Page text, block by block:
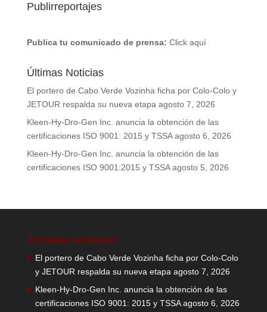
Publirreportajes
Publica tu comunicado de prensa: Click aquí
Últimas Noticias
El portero de Cabo Verde Vozinha ficha por Colo-Colo y
JETOUR respalda su nueva etapa agosto 7, 2026
Kleen-Hy-Dro-Gen Inc. anuncia la obtención de las
certificaciones ISO 9001: 2015 y TSSA agosto 6, 2026
Kleen-Hy-Dro-Gen Inc. anuncia la obtención de las
certificaciones ISO 9001:2015 y TSSA agosto 5, 2026
Entradas recientes
El portero de Cabo Verde Vozinha ficha por Colo-Colo
y JETOUR respalda su nueva etapa agosto 7, 2026
Kleen-Hy-Dro-Gen Inc. anuncia la obtención de las
certificaciones ISO 9001: 2015 y TSSA agosto 6, 2026